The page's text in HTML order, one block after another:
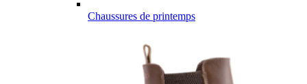
Chaussures de printemps